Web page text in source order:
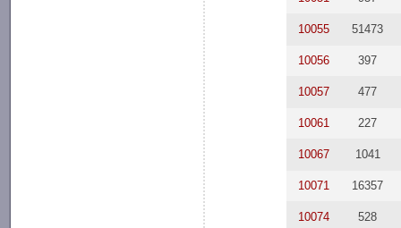
10055 51473
10056 397
10057 477
10061 227
10067 1041
10071 16357
10074 528